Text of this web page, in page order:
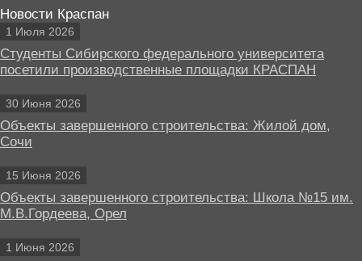
Новости Краспан
1 Июля 2026
Студенты Сибирского федерального университета
посетили производственные площадки КРАСПАН
30 Июня 2026
Объекты завершенного строительства: Жилой дом,
Сочи
15 Июня 2026
Объекты завершенного строительства: Школа №15 им.
М.В.Гордеева, Орел
1 Июня 2026